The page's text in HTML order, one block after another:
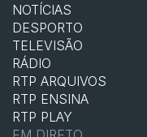
NOTÍCIAS
DESPORTO
TELEVISÃO
RÁDIO
RTP ARQUIVOS
RTP ENSINA
RTP PLAY